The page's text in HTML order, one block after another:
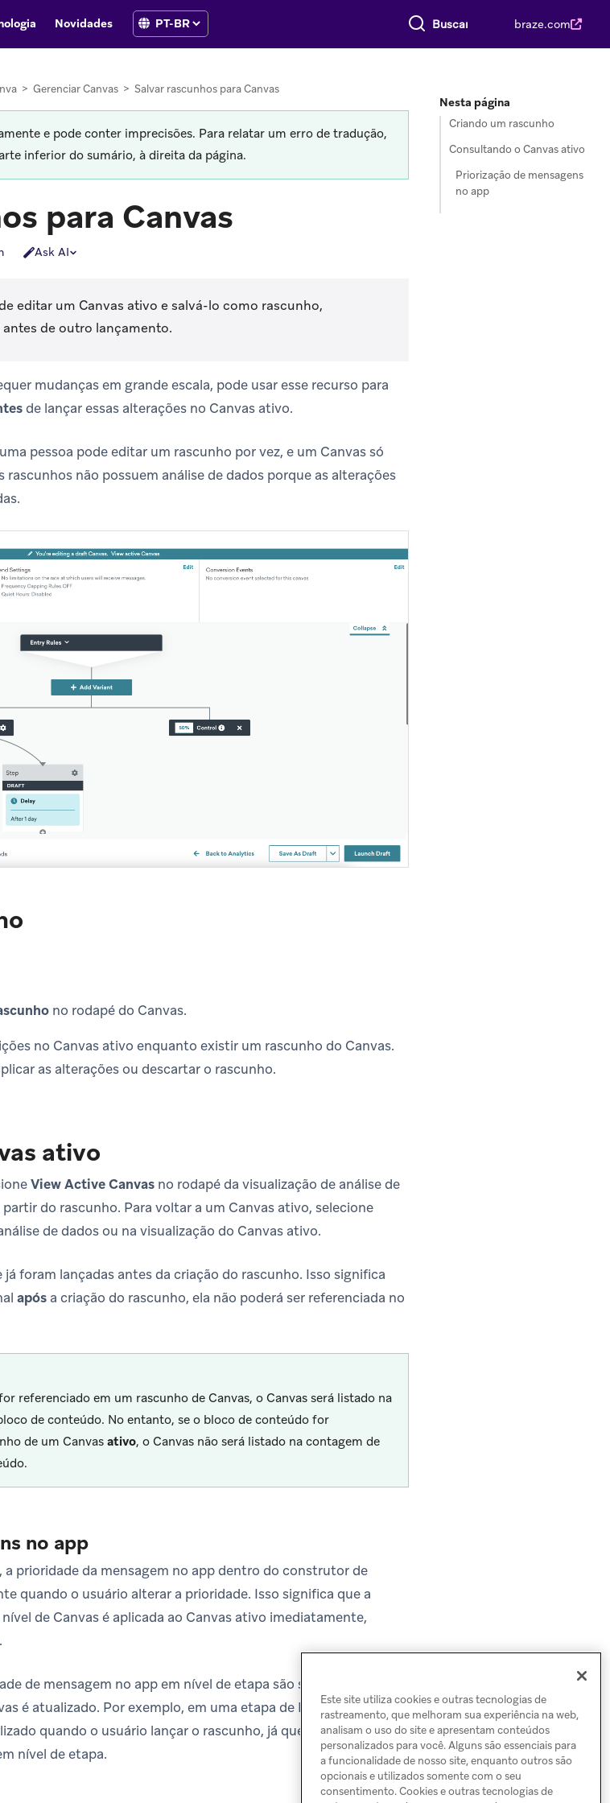
Novidades Buscar tudo braze.com
> Gerenciar Canvas > Salvar rascunhos para Canvas
e pode conter imprecisões. Para relatar um erro de tradução,
inferior do sumário, à direita da página.
para Canvas
Ask AI
editar um Canvas ativo e salvá-lo como rascunho,
de outro lançamento.
mudanças em grande escala, pode usar esse recurso para
de lançar essas alterações no Canvas ativo.
pessoa pode editar um rascunho por vez, e um Canvas só
rascunhos não possuem análise de dados porque as alterações
no rodapé do Canvas.
no Canvas ativo enquanto existir um rascunho do Canvas.
as alterações ou descartar o rascunho.
ativo
View Active Canvas no rodapé da visualização de análise de
do rascunho. Para voltar a um Canvas ativo, selecione
de dados ou na visualização do Canvas ativo.
foram lançadas antes da criação do rascunho. Isso significa
após a criação do rascunho, ela não poderá ser referenciada no
referenciado em um rascunho de Canvas, o Canvas será listado na
de conteúdo. No entanto, se o bloco de conteúdo for
de um Canvas ativo, o Canvas não será listado na contagem de
no app
a prioridade da mensagem no app dentro do construtor de
quando o usuário alterar a prioridade. Isso significa que a
de Canvas é aplicada ao Canvas ativo imediatamente,
de mensagem no app em nível de etapa são salvas como
é atualizado. Por exemplo, em uma etapa de Mensagem, o
quando o usuário lançar o rascunho, já que as
nível de etapa.
Nesta página
Criando um rascunho
Consultando o Canvas ativo
Priorização de mensagens
no app
Este site utiliza cookies e outras tecnologias de
rastreamento, que melhoram sua experiência na web,
analisam o uso do site e apresentam conteúdos
personalizados para você. Alguns são essenciais para
a funcionalidade de nosso site, enquanto outros são
opcionais e utilizados somente com o seu
consentimento. Cookies e outras tecnologias de